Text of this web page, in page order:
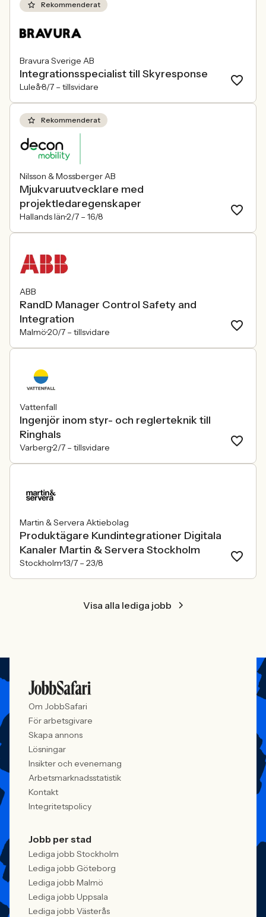
Rekommenderat
Bravura Sverige AB
Integrationsspecialist till Skyresponse
Luleå8/7 – tillsvidare
Rekommenderat
Nilsson & Mossberger AB
Mjukvaruutvecklare med
projektledaregenskaper
Hallands län2/7 – 16/8
ABB
RandD Manager Control Safety and
Integration
Malmö20/7 – tillsvidare
Vattenfall
Ingenjör inom styr- och reglerteknik till
Ringhals
Varberg2/7 – tillsvidare
Martin & Servera Aktiebolag
Produktägare Kundintegrationer Digitala
Kanaler Martin & Servera Stockholm
Stockholm13/7 – 23/8
Visa alla lediga jobb
Om JobbSafari
För arbetsgivare
Skapa annons
Lösningar
Insikter och evenemang
Arbetsmarknadsstatistik
Kontakt
Integritetspolicy
Jobb per stad
Lediga jobb Stockholm
Lediga jobb Göteborg
Lediga jobb Malmö
Lediga jobb Uppsala
Lediga jobb Västerås